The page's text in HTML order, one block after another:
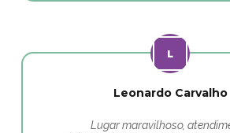
Leonardo Carvalho
Lugar maravilhoso,